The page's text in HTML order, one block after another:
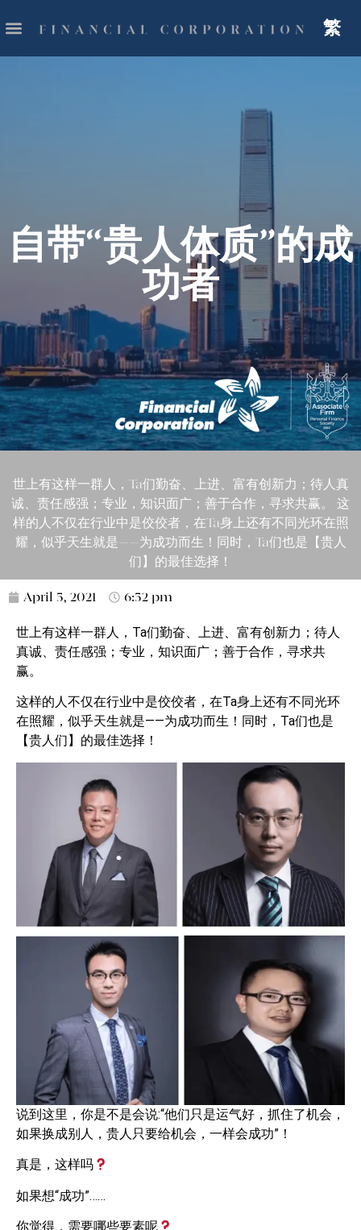
繁
自带“贵人体质”的成
功者
世上有这样一群人，Ta们勤奋、上进、富有创新力；待人真
诚、责任感强；专业，知识面广；善于合作，寻求共赢。 这
样的人不仅在行业中是佼佼者，在Ta身上还有不同光环在照
耀，似乎天生就是——为成功而生！同时，Ta们也是【贵人
们】的最佳选择！
April 5, 2021 6:52 pm
世上有这样一群人，Ta们勤奋、上进、富有创新力；待人
真诚、责任感强；专业，知识面广；善于合作，寻求共
赢。
这样的人不仅在行业中是佼佼者，在Ta身上还有不同光环
在照耀，似乎天生就是——为成功而生！同时，Ta们也是
【贵人们】的最佳选择！
说到这里，你是不是会说:“他们只是运气好，抓住了机会，
如果换成别人，贵人只要给机会，一样会成功”！
真是，这样吗
如果想“成功”……
你觉得，需要哪些要素呢